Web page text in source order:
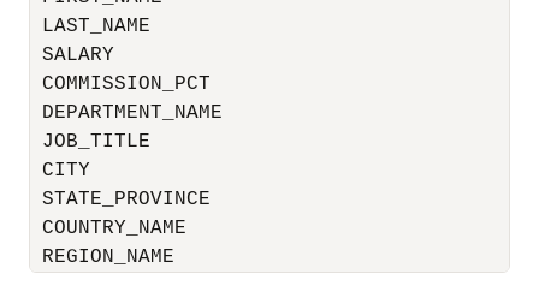
LAST_NAME                                 NOT
SALARY
COMMISSION_PCT
DEPARTMENT_NAME
JOB_TITLE                                 NOT
CITY                                      NOT
STATE_PROVINCE
COUNTRY_NAME
REGION_NAME